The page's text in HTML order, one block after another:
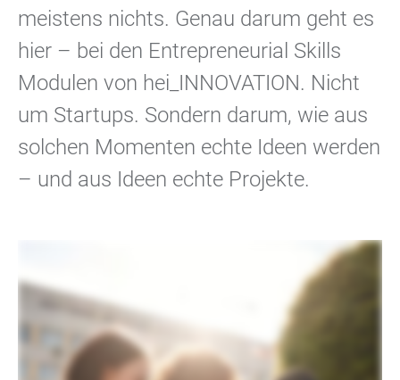
meistens nichts. Genau darum geht es
hier – bei den Entrepreneurial Skills
Modulen von hei_INNOVATION. Nicht
um Startups. Sondern darum, wie aus
solchen Momenten echte Ideen werden
– und aus Ideen echte Projekte.